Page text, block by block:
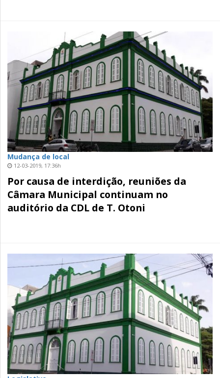
Mudança de local
12-03-2019, 17:36h
Por causa de interdição, reuniões da
Câmara Municipal continuam no
auditório da CDL de T. Otoni